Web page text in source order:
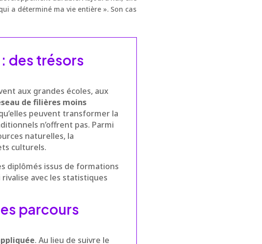
a déterminé ma vie entière ». Son cas
des trésors
aux grandes écoles, aux
de filières moins
peuvent transformer la
n’offrent pas. Parmi
naturelles, la
culturels.
diplômés issus de formations
avec les statistiques
parcours
. Au lieu de suivre le